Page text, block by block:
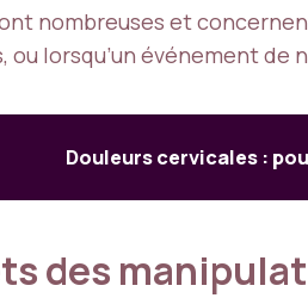
nombreuses et
lorsqu’un événement
Douleurs cervicales :
des